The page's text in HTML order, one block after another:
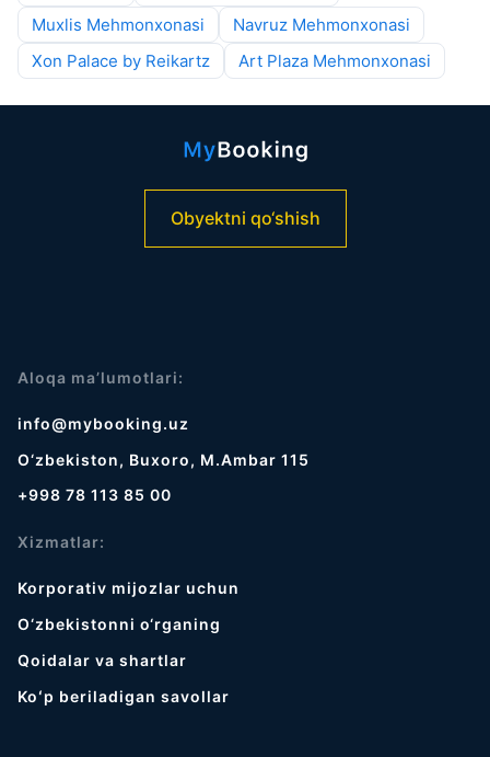
Muxlis Mehmonxonasi
Navruz Mehmonxonasi
Xon Palace by Reikartz
Art Plaza Mehmonxonasi
Obyektni qo‘shish
Aloqa ma’lumotlari:
info@mybooking.uz
O‘zbekiston, Buxoro, M.Ambar 115
+998 78 113 85 00
Xizmatlar:
Korporativ mijozlar uchun
O‘zbekistonni o‘rganing
Qoidalar va shartlar
Koʻp beriladigan savollar